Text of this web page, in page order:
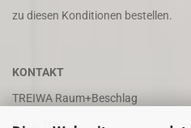
zu diesen Konditionen bestellen.
KONTAKT
TREIWA Raum+Beschlag
Alwin Treitz